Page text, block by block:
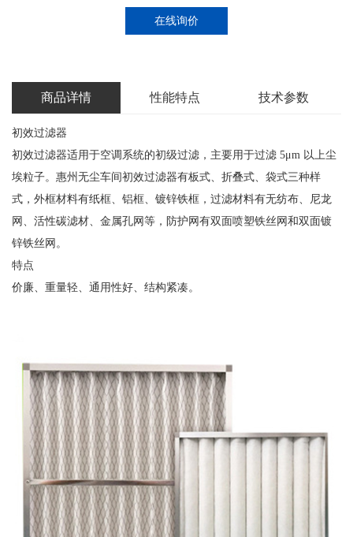
在线询价
商品详情 性能特点 技术参数
初效过滤器
初效过滤器适用于空调系统的初级过滤，主要用于过滤 5μm 以上尘
埃粒子。惠州无尘车间初效过滤器有板式、折叠式、袋式三种样
式，外框材料有纸框、铝框、镀锌铁框，过滤材料有无纺布、尼龙
网、活性碳滤材、金属孔网等，防护网有双面喷塑铁丝网和双面镀
锌铁丝网。
特点
价廉、重量轻、通用性好、结构紧凑。